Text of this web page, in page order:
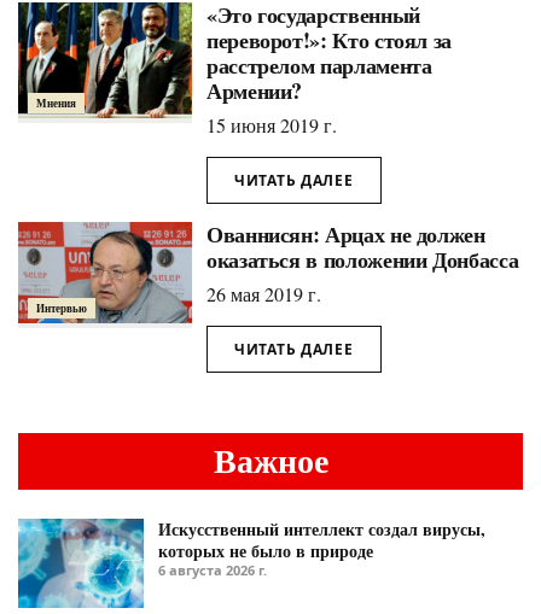
Мнения
«Это государственный
переворот!»: Кто стоял за
расстрелом парламента
Армении?
15 июня 2019 г.
ЧИТАТЬ ДАЛЕЕ
Интервью
Ованнисян: Арцах не должен
оказаться в положении Донбасса
26 мая 2019 г.
ЧИТАТЬ ДАЛЕЕ
Важное
Искусственный интеллект создал вирусы,
которых не было в природе
6 августа 2026 г.